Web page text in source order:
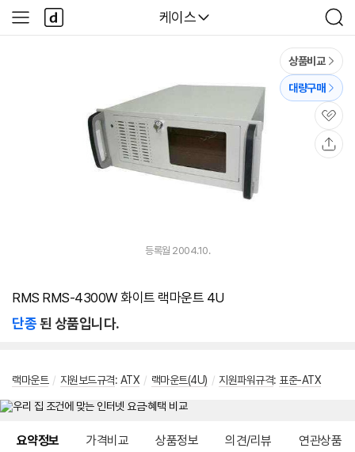
다나와
케이스
검
색
사
이
다
나
와
상품비교
대량구매
관
심
등록월 2004.10.
RMS RMS-4300W 화이트 랙마운트 4U
단종된 상품입니다.
랙마운트 / 지원보드규격: ATX / 랙마운트(4U) / 지원파워규격: 표준-ATX
요약정보 가격비교 상품정보 의견/리뷰 연관상품